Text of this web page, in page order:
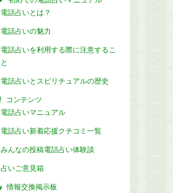
電話占いとは？
電話占いの魅力
電話占いを利用する際に注意するこ
と
電話占いとスピリチュアルの歴史
コンテンツ
電話占いマニュアル
電話占い新着応援クチコミ一覧
みんなの投稿電話占い体験談
占いご意見箱
情報交換掲示板